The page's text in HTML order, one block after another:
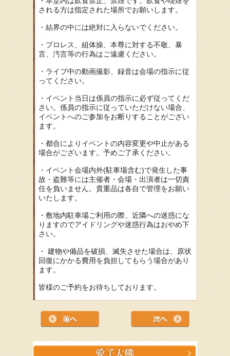
される方は指定された場所でお願いします。
・結界の中には絶対に入らないでください。
・プロレス、組体操、本尊に対する不敬、暴
言、汚言等の行為はご遠慮ください。
・ライブ中の動画撮影、録音は会場の指示に従
ってください。
・イベント当日は係員の指示に必ず従ってくだ
さい。係員の指示に従っていただけない場合、
イベントへのご参加をお断りすることがござい
ます。
・都合によりイベントの内容変更や中止がある
場合がございます。予めご了承ください。
・イベント会場内外(駐車場含む)で発生した事
故・盗難等には主催者・会場・出演者は一切責
任を負いません。貴重品は各自で管理をお願い
いたします。
・敷地内駐車場ご利用の際、近隣への迷惑にな
りますのでアイドリングや迷惑行為はおやめ下
さい。
・ 建物や備品を破損、滅失させた場合は、原状
回復にかかる費用を負担してもらう場合があり
ます。
皆様のご予約をお待ちしております。